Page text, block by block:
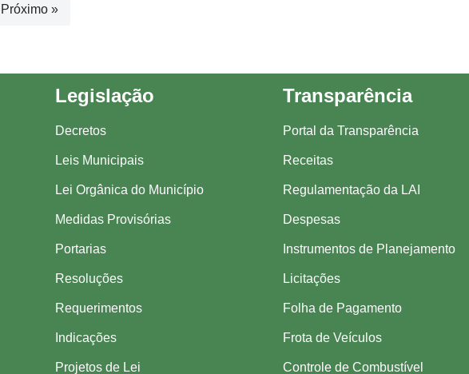
Próximo »
Legislação
Decretos
Leis Municipais
Lei Orgânica do Município
Medidas Provisórias
Portarias
Resoluções
Requerimentos
Indicações
Projetos de Lei
Transparência
Portal da Transparência
Receitas
Regulamentação da LAI
Despesas
Instrumentos de Planejamento
Licitações
Folha de Pagamento
Frota de Veículos
Controle de Combustível